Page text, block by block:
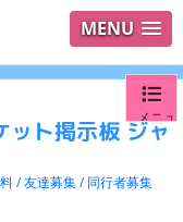
MENU
ット掲示板 ジャ
/ 友達募集 / 同行者募集
メニュ
ログイ